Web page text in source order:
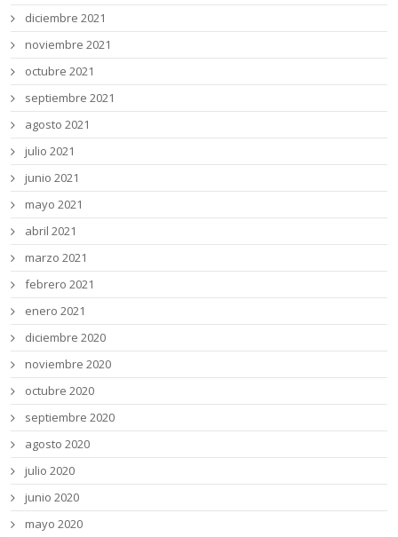
diciembre 2021
noviembre 2021
octubre 2021
septiembre 2021
agosto 2021
julio 2021
junio 2021
mayo 2021
abril 2021
marzo 2021
febrero 2021
enero 2021
diciembre 2020
noviembre 2020
octubre 2020
septiembre 2020
agosto 2020
julio 2020
junio 2020
mayo 2020